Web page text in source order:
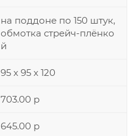
на поддоне по 150 штук,
обмотка стрейч-плёнко
й
95 x 95 x 120
703.00 р
645.00 р